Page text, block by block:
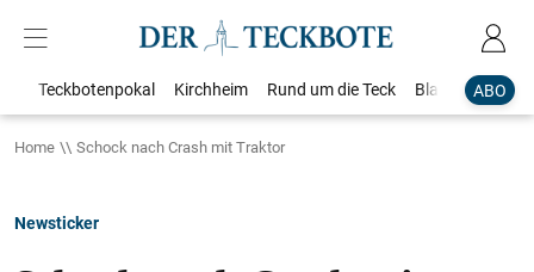
ABO
Teckbotenpokal Kirchheim Rund um die Teck Blaulicht
Home Schock nach Crash mit Traktor
Newsticker